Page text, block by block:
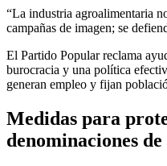
“La industria agroalimentaria
campañas de imagen; se
El Partido Popular reclama
burocracia y una política
generan empleo y fijan
Medidas para
denominaciones